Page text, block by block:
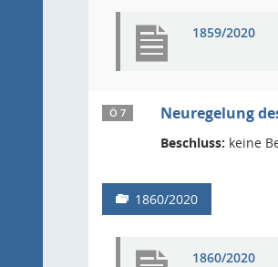
1859/2020
Ö 7 Neuregelung
Beschluss: keine
1860/2020
1860/2020